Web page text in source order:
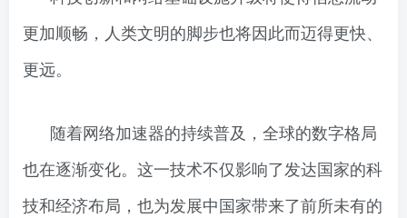
更加顺畅，人类文明的脚步也将因此而迈得更快、
更远。
随着网络加速器的持续普及，全球的数字格局
也在逐渐变化。这一技术不仅影响了发达国家的科
技和经济布局，也为发展中国家带来了前所未有的